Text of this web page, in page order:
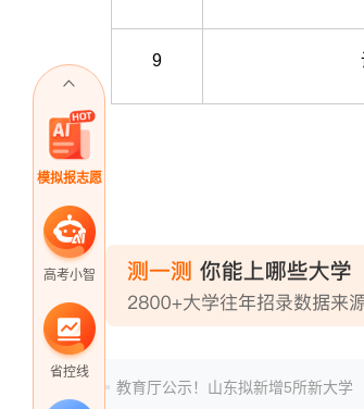
模拟报志愿
高考小智
省控线
9
教育厅公示！山东拟新增5所新大学